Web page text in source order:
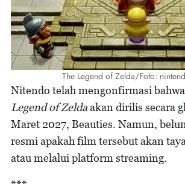
The Legend of Zelda/Foto:
Nitendo telah mengonfirmasi
Legend of Zeldaakan dirilis secara
Maret 2027, Beauties. Namun,
resmi apakah film tersebut akan
atau melalui platform streaming.
***